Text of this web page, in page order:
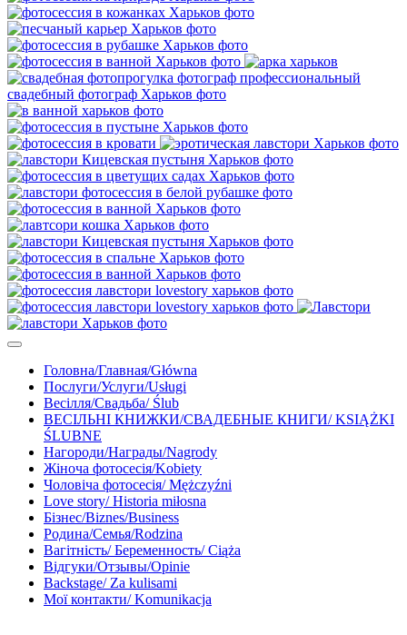
Головна/Главная/Główna
Послуги/Услуги/Usługi
Весілля/Свадьба/ Ślub
ВЕСІЛЬНІ КНИЖКИ/СВАДЕБНЫЕ КНИГИ/ KSIĄŻKI
ŚLUBNE
Нагороди/Награды/Nagrody
Жіноча фотосесія/Kobiety
Чоловіча фотосесія/ Mężczyźni
Love story/ Historia miłosna
Бізнес/Biznes/Business
Родина/Семья/Rodzina
Вагітність/ Беременность/ Ciąża
Відгуки/Отзывы/Opinie
Backstage/ Za kulisami
Мої контакти/ Komunikacja